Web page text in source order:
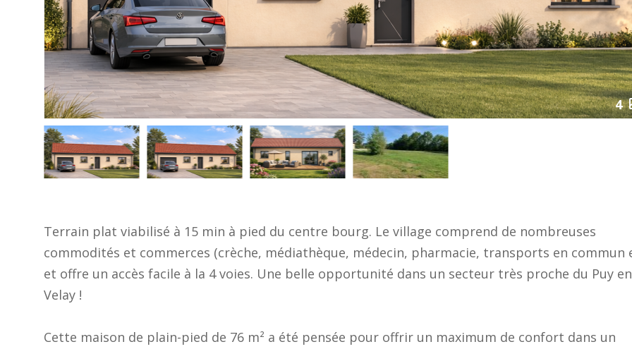
4
Terrain plat viabilisé à 15 min à pied du centre bourg. Le village comprend de nombreuses
commodités et commerces (crèche, médiathèque, médecin, pharmacie, transports en commun
et offre un accès facile à la 4 voies. Une belle opportunité dans un secteur très proche du Puy en
Velay !
Cette maison de plain-pied de 76 m² a été pensée pour offrir un maximum de confort dans un